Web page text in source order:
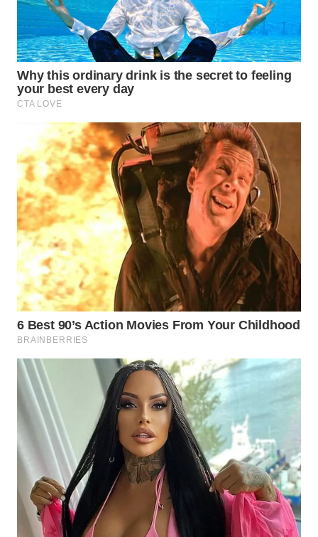
WN
MAJALENGKA
WN
SUBANG
WN
SUKABUMI
WN
PURWAKARTA
WN
PRIANGAN
TIMUR
WN
SEMARANG
WN
SOLO
WN
BOROBUDUR
MADURA
WN
SURABAYA